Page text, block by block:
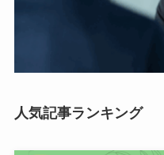
人気記事ランキング